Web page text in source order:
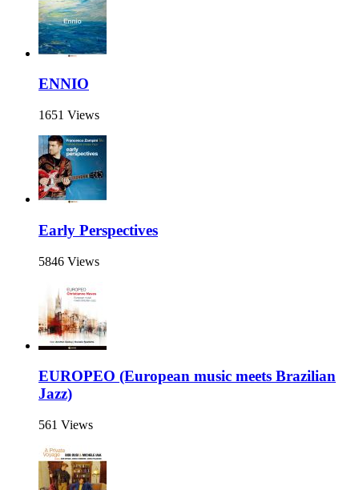
ENNIO
1651 Views
Early Perspectives
5846 Views
EUROPEO (European music meets Brazilian
Jazz)
561 Views